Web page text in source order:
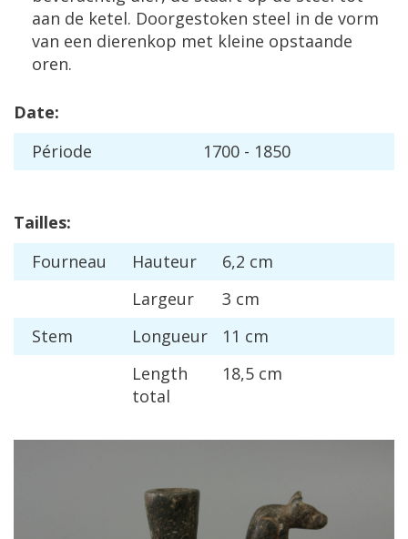
aan de ketel. Doorgestoken steel in de vorm
van een dierenkop met kleine opstaande
oren.
Date:
Période 1700 - 1850
Tailles:
Fourneau
Hauteur 6,2 cm
Largeur
3 cm
Stem
Longueur 11 cm
Length
total
18,5 cm